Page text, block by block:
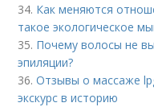
34. Как меняются
такое экологическое
35. Почему волосы не
эпиляции?
36.Отзывы о массаже
экскурс в историю